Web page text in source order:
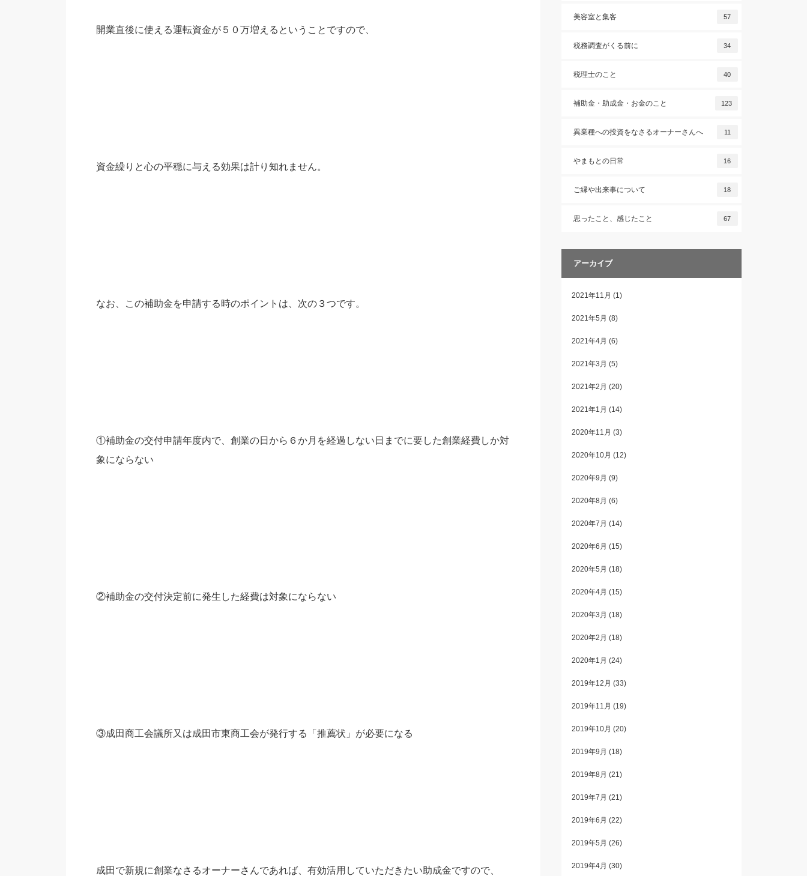
開業直後に使える運転資金が５０万増えるということですので、
資金繰りと心の平穏に与える効果は計り知れません。
なお、この補助金を申請する時のポイントは、次の３つです。
①補助金の交付申請年度内で、創業の日から６か月を経過しない日までに要した創業経費しか対
象にならない
②補助金の交付決定前に発生した経費は対象にならない
③成田商工会議所又は成田市東商工会が発行する「推薦状」が必要になる
成田で新規に創業なさるオーナーさんであれば、有効活用していただきたい助成金ですので、
美容室と集客 57
税務調査がくる前に 34
税理士のこと 40
補助金・助成金・お金のこと 123
異業種への投資をなさるオーナーさんへ 11
やまもとの日常 16
ご縁や出来事について 18
思ったこと、感じたこと 67
アーカイブ
2021年11月 (1)
2021年5月 (8)
2021年4月 (6)
2021年3月 (5)
2021年2月 (20)
2021年1月 (14)
2020年11月 (3)
2020年10月 (12)
2020年9月 (9)
2020年8月 (6)
2020年7月 (14)
2020年6月 (15)
2020年5月 (18)
2020年4月 (15)
2020年3月 (18)
2020年2月 (18)
2020年1月 (24)
2019年12月 (33)
2019年11月 (19)
2019年10月 (20)
2019年9月 (18)
2019年8月 (21)
2019年7月 (21)
2019年6月 (22)
2019年5月 (26)
2019年4月 (30)